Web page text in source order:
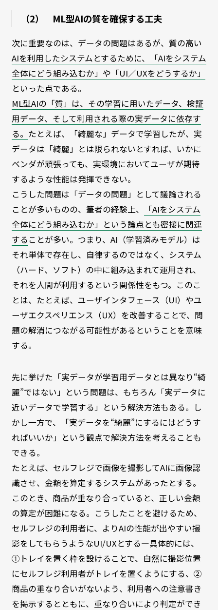
（2） ML型AIの質を確保する工夫
次に重要なのは、データの問題はあるが、 質の高い
AIを利用したシステムとするために、「AIをシステム
全体にどう組み込むか」や「UI／UXをどうするか」
といった点である。
ML型AIの「質」は、その学習に用いたデータ、検証
用データ、そして利用される際の実データに依存す
る。 たとえば、「綺麗な」データで学習したが、実
データは「綺麗」とは限られないとすれば、いかに
ベンダが頑張っても、実環境においてユーザが期待
するような性能は発揮できない。
こうした問題は「データの問題」として議論される
ことが多いものの、筆者の経験上、
「AIをシステム
全体にどう組み込むか」という論点とも密接に関連
する ことが多い。つまり、AI（学習済みモデル）は
それ単体で存在し、自律するのではなく、システム
（ハード、ソフト）の中に組み込まれて運用され、
それを人間が利用するという関係性をもつ。このこ
とは、たとえば、ユーザインタフェース（UI）やユ
ーザエクスペリエンス（UX）を改善することで、問
題の解消につながる可能性があるということを意味
する。
先に挙げた「実データが学習用データとは異なり“綺
麗”ではない」という問題は、もちろん「実データに
近いデータで学習する」という解決方法もある。し
かし一方で、「実データを“綺麗”にするにはどうす
ればいいか」という観点で解決方法を考えることも
できる。
たとえば、セルフレジで画像を撮影してAIに画像認
識させ、金額を算定するシステムがあったとする。
このとき、商品が重なり合っていると、正しい金額
の算定が困難になる。こうしたことを避けるため、
セルフレジの利用者に、よりAIの性能が出やすい撮
影をしてもらうようなUI/UXとする―具体的には、
①トレイを置く枠を設けることで、自然に撮影位置
にセルフレジ利用者がトレイを置くようにする、②
商品の重なり合いがないよう、利用者への注意書き
を掲示するとともに、重なり合いにより判定ができ